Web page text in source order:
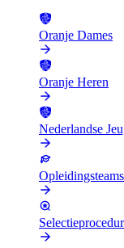
Oranje Dames
Oranje Heren
Nederlandse
Opleidingsteams